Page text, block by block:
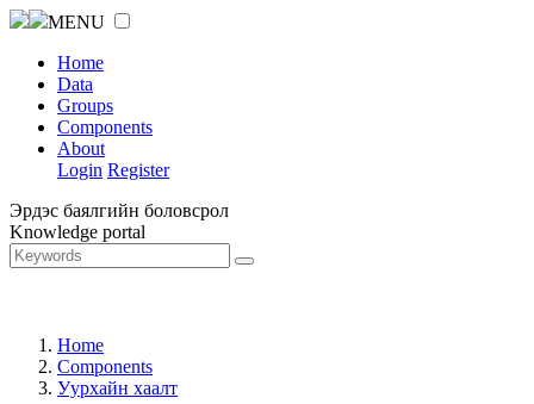
MENU
Home
Data
Groups
Components
About
Login Register
Эрдэс баялгийн боловсрол
Knowledge portal
Home
Components
Уурхайн хаалт